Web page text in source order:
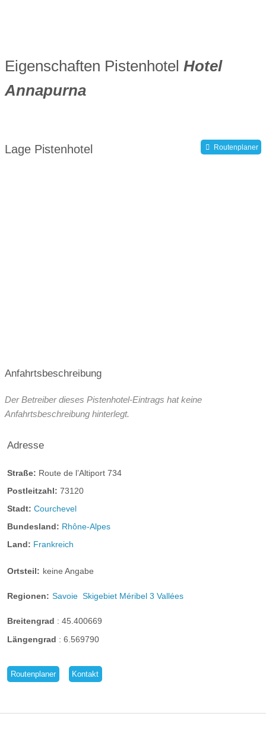
Eigenschaften Pistenhotel Hotel
Annapurna
Lage Pistenhotel Routenplaner
Anfahrtsbeschreibung
Der Betreiber dieses Pistenhotel-Eintrags hat keine
Anfahrtsbeschreibung hinterlegt.
Adresse
Straße: Route de l’Altiport 734
Postleitzahl: 73120
Stadt: Courchevel
Bundesland: Rhône-Alpes
Land: Frankreich
Ortsteil: keine Angabe
Regionen: Savoie Skigebiet Méribel 3 Vallées
Breitengrad : 45.400669
Längengrad : 6.569790
Routenplaner Kontakt